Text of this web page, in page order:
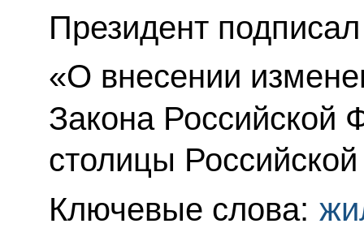
Президент
«О внесении
Закона Российской
столицы
Ключевые слова: